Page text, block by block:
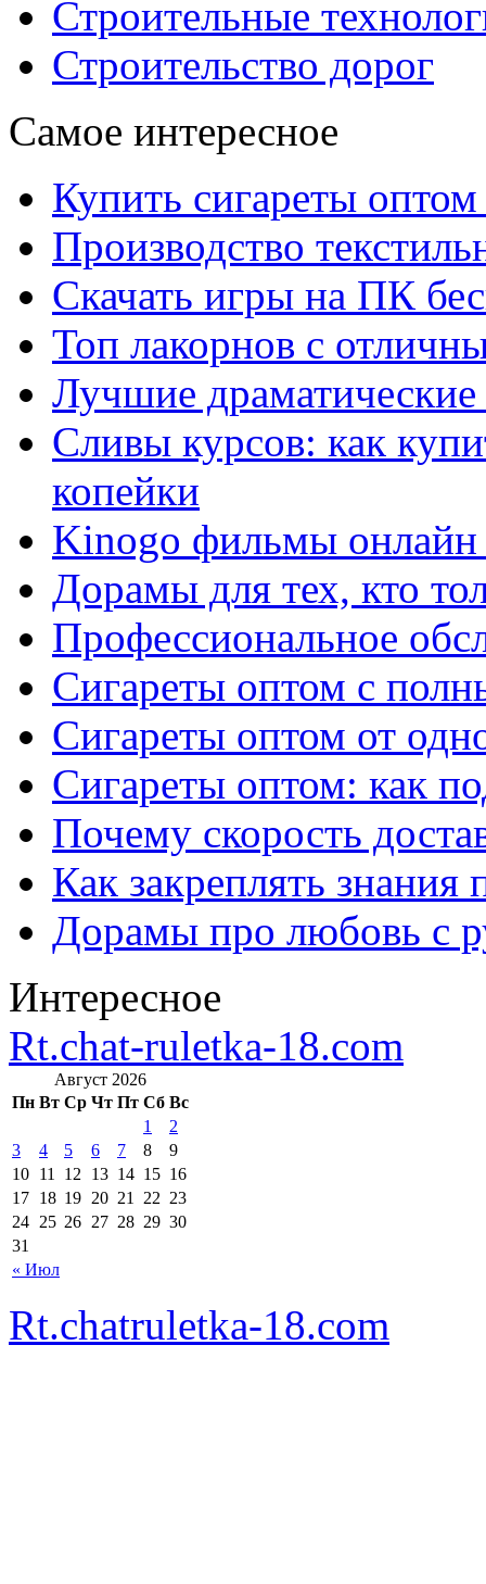
Строительные
Строительство дорог
Самое интересное
Купить сигареты
Производство
Скачать игры на ПК
Топ лакорнов с
Лучшие
Сливы курсов: как
копейки
Kinogo фильмы онлайн
Дорамы для тех, кто
Профессиональное
Сигареты оптом с
Сигареты оптом от
Сигареты оптом: как
Почему скорость
Как закреплять знания
Дорамы про любовь с
Интересное
Rt.chat-ruletka-18.com
Август 2026
Пн Вт Ср Чт Пт Сб Вс
« Июл
1
2
3
4 5 6 7 8
9
10 11 12 13 14 15 16
17 18 19 20 21 22 23
24 25 26 27 28 29 30
31
Rt.chatruletka-18.com